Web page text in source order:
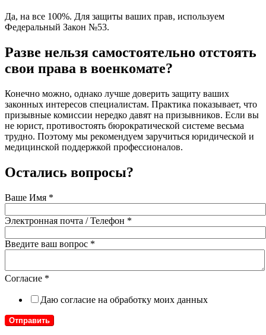
Да, на все 100%. Для защиты ваших прав, используем
Федеральный Закон №53.
Разве нельзя самостоятельно отстоять
свои права в военкомате?
Конечно можно, однако лучше доверить защиту ваших
законных интересов специалистам. Практика показывает, что
призывные комиссии нередко давят на призывников. Если вы
не юрист, противостоять бюрократической системе весьма
трудно. Поэтому мы рекомендуем заручиться юридической и
медицинской поддержкой профессионалов.
Остались вопросы?
Ваше Имя *
Электронная почта / Телефон *
Введите ваш вопрос *
Согласие *
Даю согласие на обработку моих данных
Отправить